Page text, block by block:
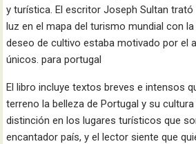
y turística. El escritor Joseph Sultan
luz en el mapa del turismo mundial con
deseo de cultivo estaba motivado por el
únicos. para portugal
El libro incluye textos breves e intensos
terreno la belleza de Portugal y su cultura
distinción en los lugares turísticos que
encantador país, y el lector siente que